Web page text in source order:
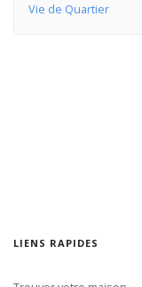
Vie de Quartier
LIENS RAPIDES